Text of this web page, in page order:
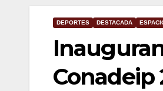
DEPORTES DESTACADA
Conadeip